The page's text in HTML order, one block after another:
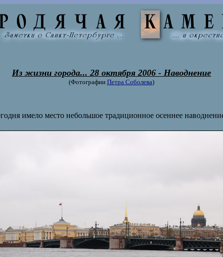
Из жизни города... 28 октября 2006 - Наводнение
(Фотографии Петра Соболева)
имело место небольшое традиционное осеннее